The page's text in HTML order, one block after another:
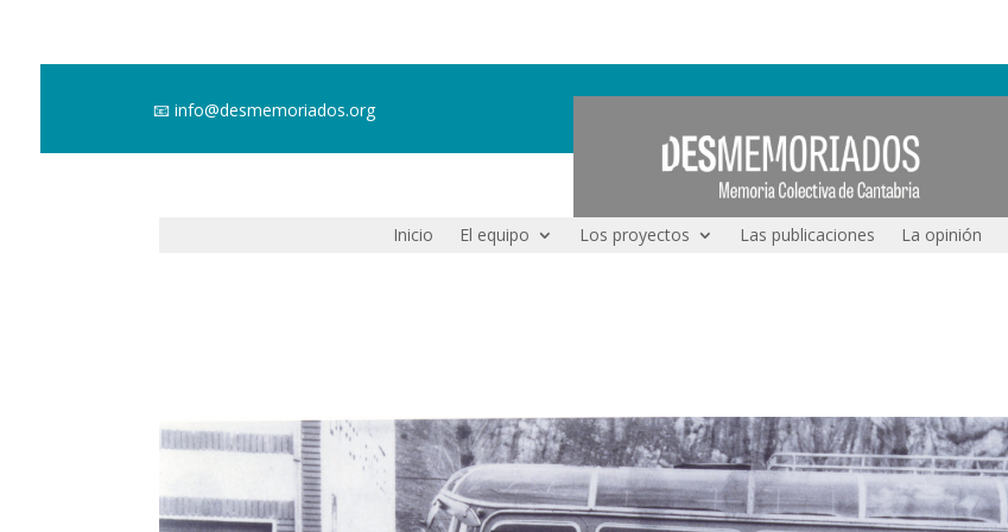
📧info@desmemoriados.org
Inicio El equipo Los proyectos Las publicaciones La opinión